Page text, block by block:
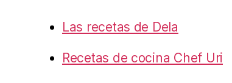
Las recetas de Dela
Recetas de cocina Chef Uri